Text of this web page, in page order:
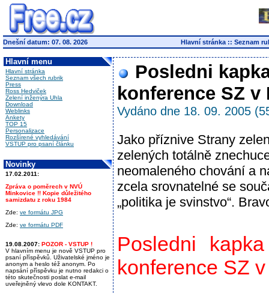
Dnešní datum: 07. 08. 2026 Hlavní stránka :: Seznam
Hlavní menu
Hlavní stránka
Seznam všech rubrik
Press
Ross Hedviček
Zelení inženýra Uhla
Download
Weblinks
Ankety
TOP 15
Personalizace
Rozšírené vyhledávání
VSTUP pro psaní článku
Novinky
17.02.2011:
Zpráva o poměrech v NVÚ
Minkovice !! Kopie důležitého
samizdatu z roku 1984
Zde: ve formátu JPG
Zde: ve formátu PDF
19.08.2007: POZOR - VSTUP !
V hlavním menu je nově VSTUP pro
psaní příspěvků. Uživatelské jméno je
anonym a heslo též anonym. Po
napsání příspěvku je nutno redakci o
této skutečnosti poslat e-mail
uveřejněný vlevo dole KONTAKT.
Posledni
konference SZ v
Vydáno dne 18. 09. 2005
Jako příznive Strany
zelených totálně
neomaleného chování a
zcela srovnatelné se
„politika je svinstvo“.
Posledni
konference SZ